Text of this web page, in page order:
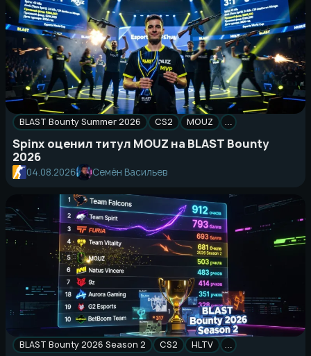
BLAST Bounty Summer 2026 CS2 MOUZ …
Spinx оценил титул MOUZ на BLAST Bounty
2026
04.08.2026 Семён Васильев
BLAST Bounty 2026 Season 2 CS2 HLTV …